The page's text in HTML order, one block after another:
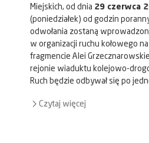
Miejskich, od dnia 29 czerwca
(poniedziałek) od godzin
odwołania zostaną
w organizacji ruchu kołowego na
fragmencie Alei
rejonie wiaduktu kolejowo-
Ruch będzie odbywał się po
Czytaj więcej